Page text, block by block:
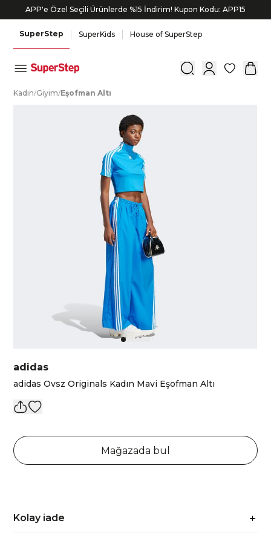
Siparişin 1-3 iş günü içerisinde kargoya verilecektir.
APP'e Özel Seçili Ürünlerde %15 İndirim! Kupon Kodu: APP15
SuperStep SuperKids House of SuperStep
0
Kadın/Giyim/Eşofman A ltı
adidas
adidas Ovsz Originals Kadın Mavi Eşofman Altı
Mağazada bul
Kolay iade